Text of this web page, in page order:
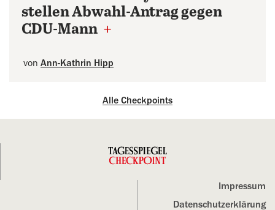
stellen Abwahl-Antrag gegen
CDU-Mann +
von Ann-Kathrin Hipp
Alle Checkpoints
Impressum
Datenschutz­erklärung